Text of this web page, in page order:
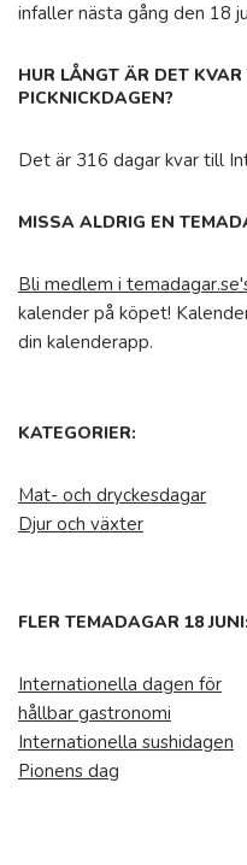
infaller nästa gång den 18
HUR LÅNGT ÄR DET
PICKNICKDAGEN?
Det är 316 dagar kvar till
MISSA ALDRIG EN
Bli medlem i
kalender på köpet!
din kalenderapp.
KATEGORIER:
Mat- och dryckesdagar
Djur och växter
FLER TEMADAGAR 18 JUNI:
Internationella dagen för
hållbar gastronomi
Internationella sushidagen
Pionens dag